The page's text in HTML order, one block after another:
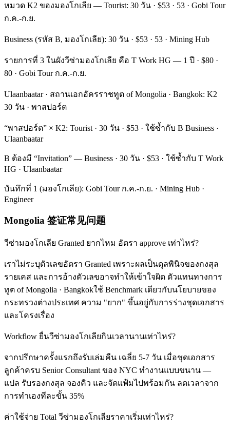
หมวด K2 ของมองโกเลีย — Tourist: 30 วัน · $53 · 53 · Gobi Tour
ก.ค.-ก.ย.
Business (รหัส B, มองโกเลีย): 30 วัน · $53 · 53 · Mining Hub
รายการที่ 3 ในผังวีซ่ามองโกเลีย คือ T Work HG — 1 ปี · $80 ·
80 · Gobi Tour ก.ค.-ก.ย.
Ulaanbaatar · สถานเอกอัครราชทูต of Mongolia · Bangkok: K2
30 วัน · พาสปอร์ต
“พาสปอร์ต” × K2: Tourist · 30 วัน · $53 · ใช้ซ้ำกับ B Business ·
Ulaanbaatar
B ต้องมี “Invitation” — Business · 30 วัน · $53 · ใช้ซ้ำกับ T Work
HG · Ulaanbaatar
บันทึกที่ 1 (มองโกเลีย): Gobi Tour ก.ค.-ก.ย. · Mining Hub ·
Engineer
Mongolia 签证常见问题
วีซ่ามองโกเลีย Granted ยากไหม อัตรา approve เท่าไหร่?
เราไม่ระบุตัวเลขอัตรา Granted เพราะผลเป็นดุลพินิจของกงสุล
รายเคส และการอ้างตัวเลขอาจทำให้เข้าใจผิด ตัวแทนทางการ
ทูต of Mongolia · Bangkokใช้ Benchmark เดียวกับนโยบายของ
กระทรวงต่างประเทศ ความ "ยาก" ขึ้นอยู่กับการร่างชุดเอกสาร
และโครงเรื่อง
Workflow ยื่นวีซ่ามองโกเลียกินเวลานานเท่าไหร่?
จากปรึกษาครั้งแรกถึงรับเล่มคืน เฉลี่ย 5-7 วัน เมื่อชุดเอกสาร
ลูกค้าครบ Senior Consultant ของ NYC ทำงานแบบขนาน —
แปล รับรองกงสุล จองคิว และจัดแฟ้มไปพร้อมกัน ลดเวลาจาก
การทำเองทีละขั้น 35%
ค่าใช้จ่าย Total วีซ่ามองโกเลียราคาเริ่มเท่าไหร่?